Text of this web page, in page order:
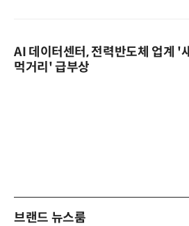
AI 데이터센터, 전력반도체 업계 '
먹거리' 급부상
브랜드 뉴스룸